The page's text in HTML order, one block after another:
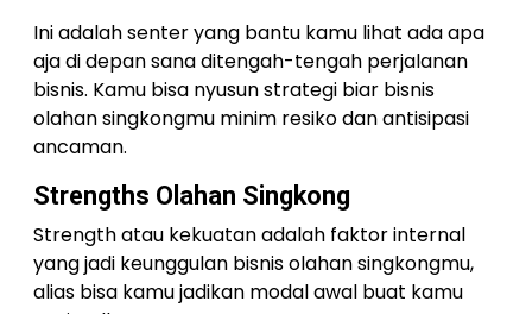
Ini adalah senter yang bantu kamu lihat ada apa
aja di depan sana ditengah-tengah perjalanan
bisnis. Kamu bisa nyusun strategi biar bisnis
olahan singkongmu minim resiko dan antisipasi
ancaman.
Strengths Olahan Singkong
Strength atau kekuatan adalah faktor internal
yang jadi keunggulan bisnis olahan singkongmu,
alias bisa kamu jadikan modal awal buat kamu